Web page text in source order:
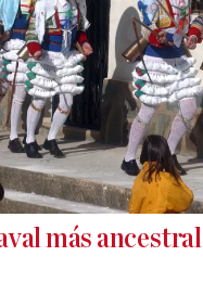
más ancestral